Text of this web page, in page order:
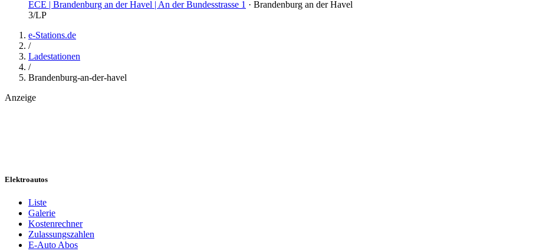
ECE | Brandenburg an der Havel | An der Bundesstrasse 1 · Brandenburg an der Havel
3/LP
e-Stations.de
/
Ladestationen
/
Brandenburg-an-der-havel
Anzeige
Elektroautos
Liste
Galerie
Kostenrechner
Zulassungszahlen
E-Auto Abos